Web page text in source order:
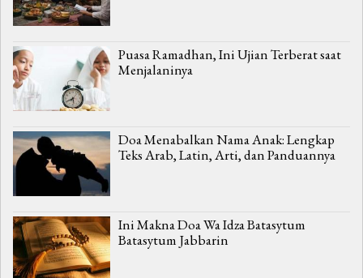
Puasa Ramadhan, Ini Ujian Terberat saat
Menjalaninya
Doa Menabalkan Nama Anak: Lengkap
Teks Arab, Latin, Arti, dan Panduannya
Ini Makna Doa Wa Idza Batasytum
Batasytum Jabbarin